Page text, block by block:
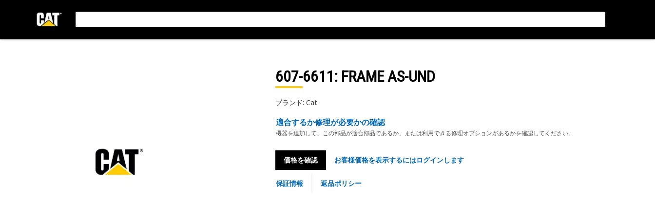
607-6611: FRAME AS-UND
ブランド: Cat
適合するか修理が必要かの確認
機器を追加して、この部品が適合部品であるか、または利用できる修理オプションがあるかを確認してください。
価格を確認 お客様価格を表示するにはログインします
保証情報 返品ポリシー